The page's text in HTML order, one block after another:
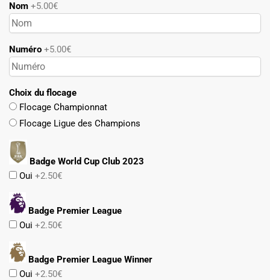
Nom +5.00€
Numéro +5.00€
Choix du flocage
Flocage Championnat
Flocage Ligue des Champions
Badge World Cup Club 2023
Oui +2.50€
Badge Premier League
Oui +2.50€
Badge Premier League Winner
Oui +2.50€